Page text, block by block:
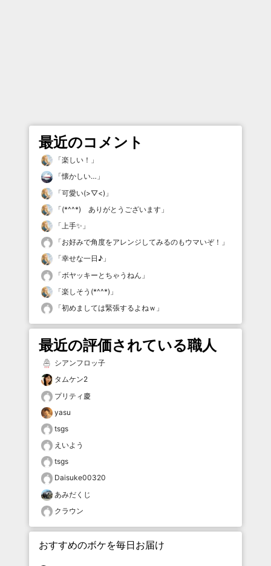
最近のコメント
「楽しい！ 」
「懐かしい… 」
「可愛い(>▽<) 」
「(*^^*) ありがとうございます 」
「上手✨ 」
「お好みで角度をアレンジしてみるのもウマいぞ！ 」
「幸せな一日♪ 」
「ボヤッキーとちゃうねん 」
「楽しそう(*^^*) 」
「初めましては緊張するよねｗ 」
最近の評価されている職人
シアンフロッ子
タムケン2
プリティ慶
yasu
tsgs
えいよう
tsgs
Daisuke00320
あみだくじ
クラウン
おすすめのボケを毎日お届け